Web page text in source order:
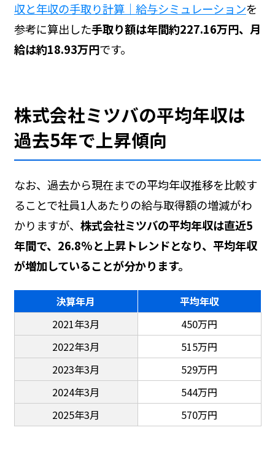
収と年収の手取り計算｜給与シミュレーションを
参考に算出した手取り額は年間約227.16万円、月
給は約18.93万円です。
株式会社ミツバの平均年収は
過去5年で上昇傾向
なお、過去から現在までの平均年収推移を比較す
ることで社員1人あたりの給与取得額の増減がわ
かりますが、 株式会社ミツバの平均年収は直近5
年間で、26.8%と上昇トレンドとなり、平均年収
が増加していることが分かります。
決算年月
平均年収
2021年3月
450万円
2022年3月
515万円
2023年3月
529万円
2024年3月
544万円
2025年3月
570万円